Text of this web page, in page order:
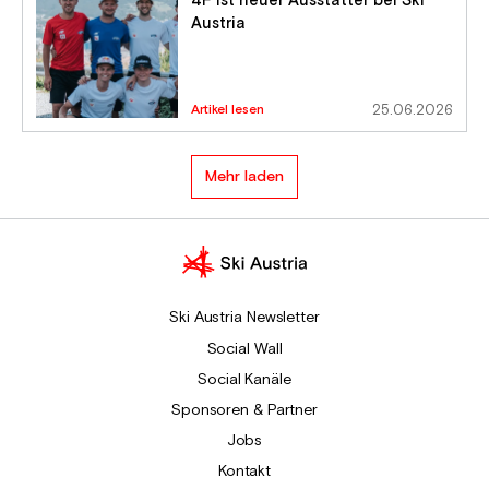
Austria
Artikel lesen 25.06.2026
Mehr laden
Ski Austria Newsletter
Social Wall
Social Kanäle
Sponsoren & Partner
Jobs
Kontakt